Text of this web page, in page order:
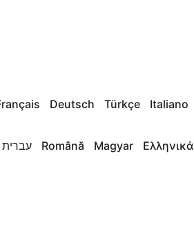
Deutsch Türkçe Italiano
עברית Română Magyar Ελληνικά